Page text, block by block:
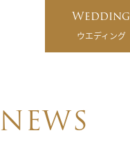
Wedding
ウエディング
NEWS